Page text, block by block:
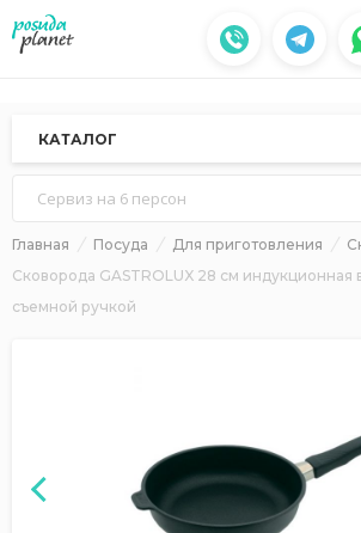
КАТАЛОГ
Сервиз на 6 персон
Главная Посуда Для приготовления
Сковорода GASTROLUX 28 см индукционная
съемной ручкой